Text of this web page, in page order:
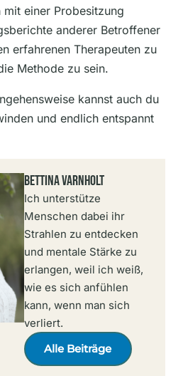
einer Probesitzung
anderer Betroffener
erfahrenen Therapeuten zu
Methode zu sein.
kannst auch du
und endlich entspannt
Bettina Varnholt
Ich unterstütze
Menschen dabei ihr
Strahlen zu entdecken
und mentale Stärke zu
erlangen, weil ich weiß,
wie es sich anfühlen
kann, wenn man sich
verliert.
Alle Beiträge